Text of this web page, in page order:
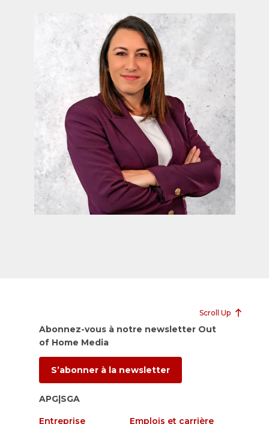
Scroll Up
Abonnez-vous à notre newsletter Out
of Home Media
S’abonner à la newsletter
APG|SGA
Entreprise Emplois et carrière